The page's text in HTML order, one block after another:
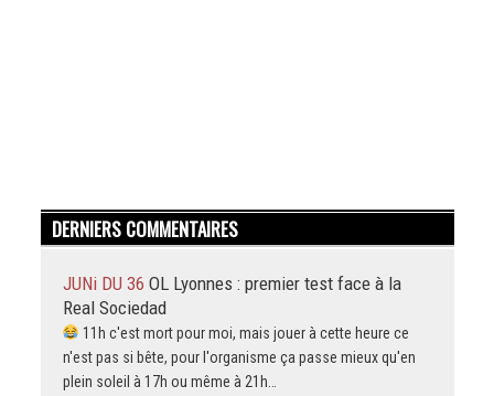
DERNIERS COMMENTAIRES
JUNi DU 36 OL Lyonnes : premier test face à la
Real Sociedad
11h c'est mort pour moi, mais jouer à cette heure ce
n'est pas si bête, pour l'organisme ça passe mieux qu'en
plein soleil à 17h ou même à 21h…